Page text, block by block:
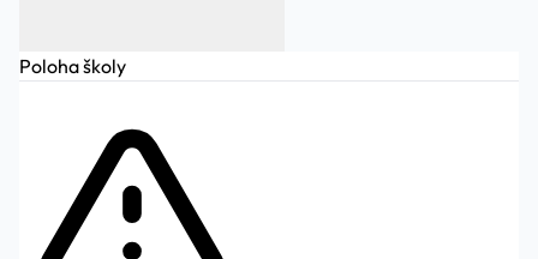
Poloha školy